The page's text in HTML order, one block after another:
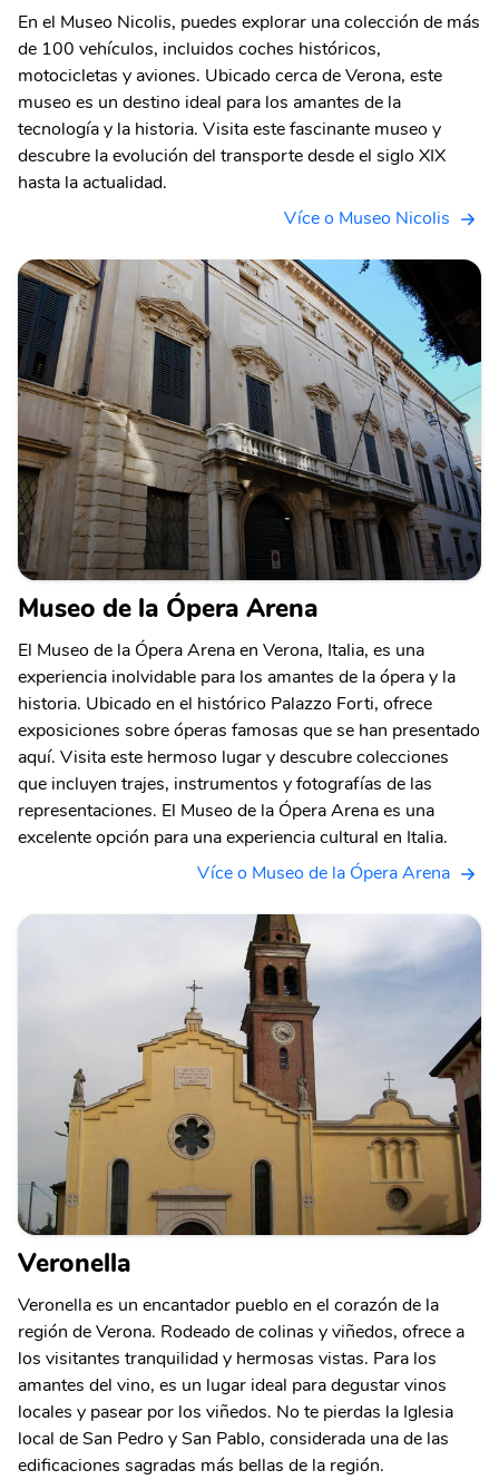
En el Museo Nicolis, puedes explorar una colección de más
de 100 vehículos, incluidos coches históricos,
motocicletas y aviones. Ubicado cerca de Verona, este
museo es un destino ideal para los amantes de la
tecnología y la historia. Visita este fascinante museo y
descubre la evolución del transporte desde el siglo XIX
hasta la actualidad.
Více o Museo Nicolis
Museo de la Ópera Arena
El Museo de la Ópera Arena en Verona, Italia, es una
experiencia inolvidable para los amantes de la ópera y la
historia. Ubicado en el histórico Palazzo Forti, ofrece
exposiciones sobre óperas famosas que se han presentado
aquí. Visita este hermoso lugar y descubre colecciones
que incluyen trajes, instrumentos y fotografías de las
representaciones. El Museo de la Ópera Arena es una
excelente opción para una experiencia cultural en Italia.
Více o Museo de la Ópera Arena
Veronella
Veronella es un encantador pueblo en el corazón de la
región de Verona. Rodeado de colinas y viñedos, ofrece a
los visitantes tranquilidad y hermosas vistas. Para los
amantes del vino, es un lugar ideal para degustar vinos
locales y pasear por los viñedos. No te pierdas la Iglesia
local de San Pedro y San Pablo, considerada una de las
edificaciones sagradas más bellas de la región.